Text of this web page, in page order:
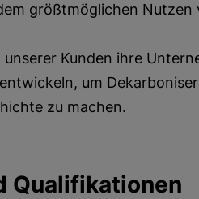
größtmöglichen Nutzen
Kunden ihre
um
zu machen.
Qualifikationen